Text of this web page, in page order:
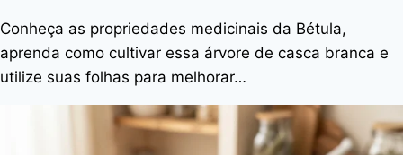
Conheça as propriedades medicinais da Bétula,
aprenda como cultivar essa árvore de casca branca e
utilize suas folhas para melhorar…